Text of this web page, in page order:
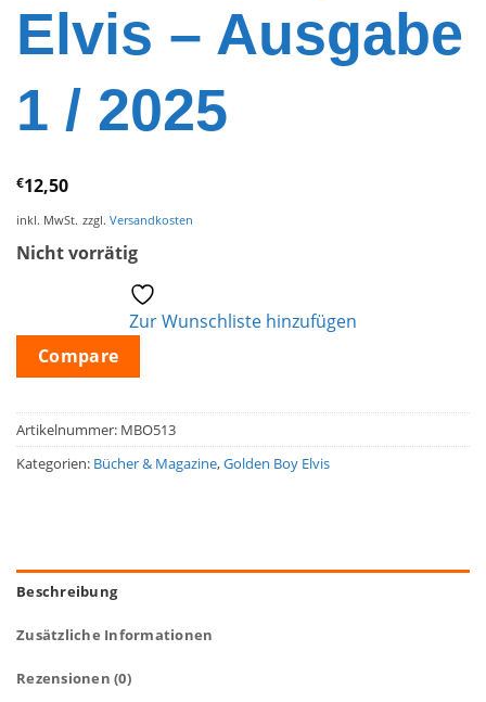
Elvis – Ausgabe
1 / 2025
€12,50
inkl. MwSt. zzgl. Versandkosten
Nicht vorrätig
Zur Wunschliste hinzufügen
Compare
Artikelnummer: MBO513
Kategorien: Bücher & Magazine,Golden Boy Elvis
Beschreibung
Zusätzliche Informationen
Rezensionen (0)